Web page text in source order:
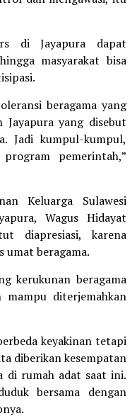
di Jayapura dapat
masyarakat bisa
beragama yang
yang disebut
Jadi kumpul-kumpul,
pemerintah,”
Keluarga Sulawesi
Wagus Hidayat
diapresiasi, karena
beragama.
kerukunan beragama
diterjemahkan
keyakinan tetapi
diberikan kesempatan
di rumah adat saat ini.
bersama dengan